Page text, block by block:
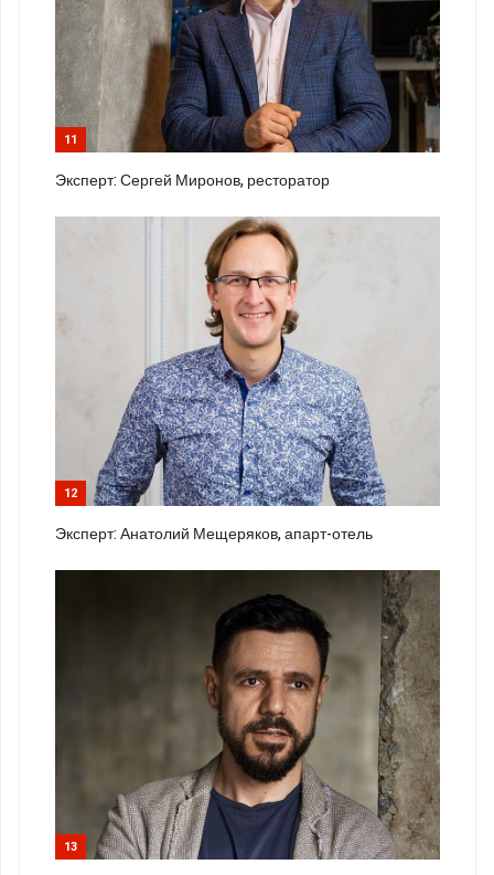
11
Эксперт: Сергей Миронов, ресторатор
12
Эксперт: Анатолий Мещеряков, апарт-отель
13